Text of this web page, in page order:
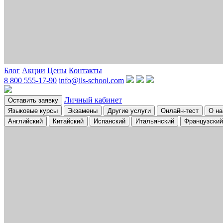
Блог Акции Цены Контакты
8 800 555-17-90 info@ils-school.com
Оставить заявку Личный кабинет
Языковые курсы Экзамены Другие услуги Онлайн-тест
О
Английский
Китайский Испанский Итальянский Французский